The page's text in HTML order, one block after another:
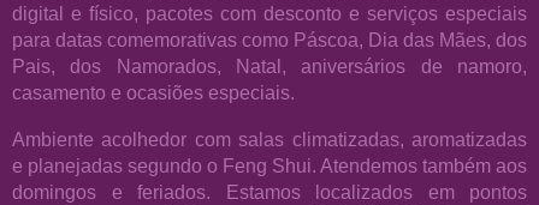
digital e físico, pacotes com desconto e serviços especiais
para datas comemorativas como Páscoa, Dia das Mães, dos
Pais, dos Namorados, Natal, aniversários de namoro,
casamento e ocasiões especiais.
Ambiente acolhedor com salas climatizadas, aromatizadas
e planejadas segundo o Feng Shui. Atendemos também aos
domingos e feriados. Estamos localizados em pontos